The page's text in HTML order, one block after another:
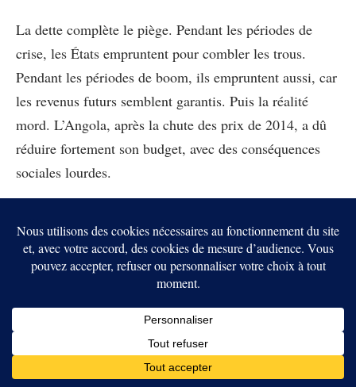
La dette complète le piège. Pendant les périodes de
crise, les États empruntent pour combler les trous.
Pendant les périodes de boom, ils empruntent aussi, car
les revenus futurs semblent garantis. Puis la réalité
mord. L’Angola, après la chute des prix de 2014, a dû
réduire fortement son budget, avec des conséquences
sociales lourdes.
dépendance aux exportations de brut et dépendance aux
importations de produits raffinés. Cette structure rend
les finances publiques vulnérables, même lorsque les
sous-sols restent riches.
Les renouvelables changent